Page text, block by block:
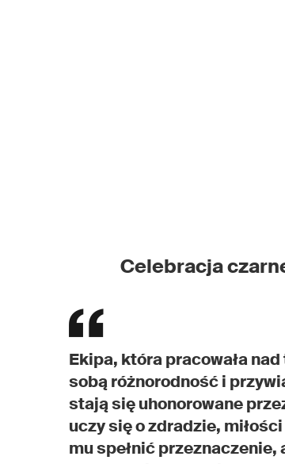
Celebracja
Ekipa, która pracowała
sobą różnorodność i
stają się uhonorowane
uczy się o zdradzie,
mu spełnić